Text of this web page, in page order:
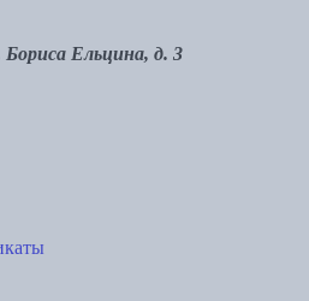
Бориса Ельцина, д. 3